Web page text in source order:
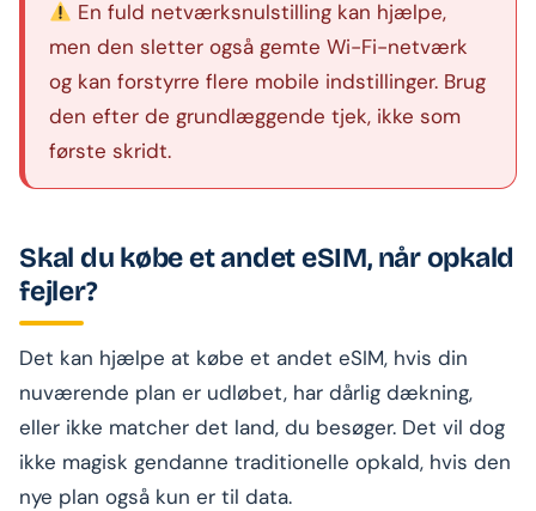
En fuld netværksnulstilling kan hjælpe,
men den sletter også gemte Wi-Fi-netværk
og kan forstyrre flere mobile indstillinger. Brug
den efter de grundlæggende tjek, ikke som
første skridt.
Skal du købe et andet eSIM, når opkald
fejler?
Det kan hjælpe at købe et andet eSIM, hvis din
nuværende plan er udløbet, har dårlig dækning,
eller ikke matcher det land, du besøger. Det vil dog
ikke magisk gendanne traditionelle opkald, hvis den
nye plan også kun er til data.